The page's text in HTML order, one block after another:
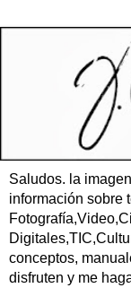
Saludos. la
información sobre
conceptos,
disfruten y me